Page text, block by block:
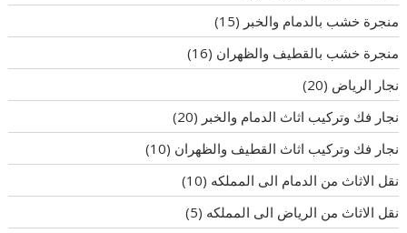
منجرة خشب بالدمام والخبر (15)
منجرة خشب بالقطيف والظهران (16)
نجار الرياض (20)
نجار فك وتركيب اثاث الدمام والخبر (20)
نجار فك وتركيب اثاث القطيف والظهران (10)
نقل الاثاث من الدمام الى المملكه (10)
نقل الاثاث من الرياض الى المملكه (5)